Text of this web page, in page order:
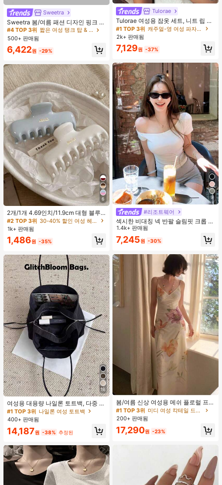
Sweetra
Sweetra 봄/여름 패션 디자인 핑크 스
트라이프 브라운 폴카 도트 스파게티
스트랩 2 In 1 스위트 걸리시 비치 로
맨틱 휴가 스타일 여성용 캐미 탱크 탑
#4 TOP 3위
거의 매진!
#4 TOP 3위
짧은 여성 탱크 탑 & 카미스
거의 매진!
#4 TOP 3위
짧은 여성 탱크 탑 & 카미스
거의 매진!
#4 TOP 3위
500+ 판매됨
6,422원 -29%
6
2개/1개 4.69인치/11.9cm 대형 블루
& 화이트 1피스 플라스틱 헤어 클로
클립, 데일리 웨어, 캐주얼, 파티, 출퇴
근, 휴가, 헤어스타일링, 메이크업, 의
상 매칭 비치 헤어 클립 바캉스 헤어
클러치에 적합한 세련되고 다재다능
하며 우아하고 미니멀한 단색 헤어 액
세서리
#2 TOP 3위
30-40% 할인 여성 헤어 액세서리
1k+ 판매됨
1,486원 -35%
16
여성용 대용량 나일론 토트백, 다중 지
퍼 포켓, 방수 숄더 핸드백, 사무실 노
트북, 일상 출퇴근, 쇼핑에 적합
#1 TOP 3위 나일론 여성 토트백
400+ 판매됨
14,187원 -38% 추정된
Tulorae
Tulorae 여성용 잠옷 세트, 니트 립 원
단, 하트 프린트 대비 레이스 트림, 로
맨틱 달콤 귀여운 섹시 캐미솔 & 반바
지 베이비돌 잠옷 세트 투피스 나이트
세트 섹시 잠옷 세트 여성용 잠옷 롬퍼
투피스 잠옷 세트 여성용 잠옷 세트 도
트 잠옷 세트 잠옷 반바지 세트 투피스
잠옷 세트 여성용 여름 세트 도트 반바
지 세트 여성용 잠옷 세트 반바지 잠옷
세트 여성용 투피스 여름 라운지 세트
#1 TOP 3위
캐주얼-영 여성 파자마 세트
2k+ 판매됨
7,129원 -37%
9
#리조트웨어
섹시한 비대칭 넥 반팔 슬림핏 크롭 탑
화이트 여름
1.4k+ 판매됨
7,245원 -30%
봄/여름 신상 여성용 메쉬 플로럴 프린
트 드레스, 브이넥, 휴가 스타일, 섹시
한 비치 파티 댄스 드레스, 스파게티
스트랩 웨딩 가을
#1 TOP 3위
재고 5개 남음
#1 TOP 3위
미디 여성 칵테일 드레스
재고 5개 남음
#1 TOP 3위
미디 여성 칵테일 드레스
재고 5개 남음
#1 TOP 3위
재고 5개 남음
200+ 판매됨
17,290원 -23%